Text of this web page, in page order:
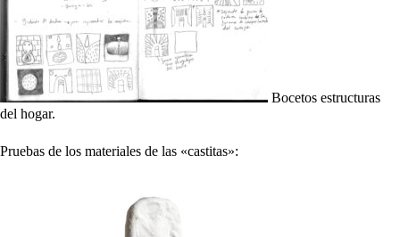
Bocetos estructuras
del hogar.
Pruebas de los materiales de las «castitas»: